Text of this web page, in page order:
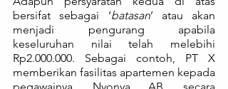
bersifat sebagai ‘batasan’ atau akan
menjadi pengurang apabila
keseluruhan nilai telah melebihi
Rp2.000.000. Sebagai contoh, PT X
memberikan fasilitas apartemen kepada